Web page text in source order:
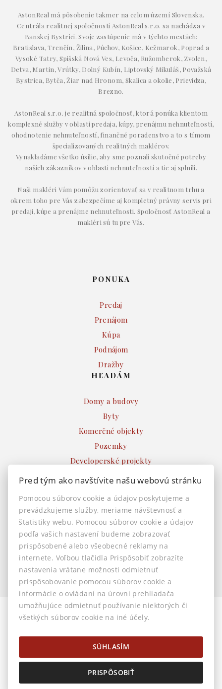
AstonReal má pôsobenie takmer na celom území Slovenska.
Centrála realitnej spoločnosti AstonReal s.r.o. sa nachádza v
Banskej Bystrici. Svoje zastúpenie má v týchto mestách:
Bratislava, Trenčín, Žilina, Púchov, Košice, Kežmarok, Poprad a
Vysoké Tatry, Spišská Nová Ves, Levoča, Ružomberok, Zvolen,
Detva, Martin, Vrútky, Dolný Kubín, Liptovský Mikuláš, Považská
Bystrica, Bytča, Žiar nad Hronom, Skalica a okolie, Prievidza,
Brezno.
AstonReal s.r.o. je realitná spoločnosť, ktorá ponúka klientom
komplexné služby v oblasti predaja, kúpy, prenájmu nehnuteľností,
ohodnotenie nehnuteľností, finančné poradenstvo a to s tímom
špecializovaných realitných maklérov.
Vynakladáme všetko úsilie, aby sme poznali skutočné potreby
našich zákazníkov v oblasti nehnuteľností a tie aj splnili.
Naši makléri Vám pomôžu zorientovať sa v realitnom trhu a
okrem toho pre Vás zabezpečíme aj kompletný právny servis pri
predaji, kúpe a prenájme nehnuteľnosti. Spoločnosť AstonReal a
makléri sú tu pre Vás.
PONUKA
Predaj
Prenájom
Kúpa
Podnájom
Dražby
HĽADÁM
Domy a budovy
Byty
Komerčné objekty
Pozemky
Developerské projekty
Ostatné
INFO
Makléri
Napíšte nám
Kontakt
Nastavenie cookies
© 2026 -AstonReal s.r.o.
Horná 32, Banská Bystrica 974 01, Tel.: 0905 222 055, E-mail:
info@astonreal.sk
Pred tým ako navštívite našu webovú stránku
Pomocou súborov cookie a údajov poskytujeme a
prevádzkujeme služby, meriame návštevnosť a
štatistiky webu. Pomocou súborov cookie a údajov
podľa vašich nastavení budeme zobrazovať
prispôsobené alebo všeobecné reklamy na
internete. Voľbou tlačidla Prispôsobiť zobrazíte
nastavenia vrátane možnosti odmietnuť
prispôsobovanie pomocou súborov cookie a
informácie o ovládaní na úrovni prehliadača
umožňujúce odmietnuť používanie niektorých či
všetkých súborov cookie na iné účely.
SÚHLASÍM
PRISPÔSOBIŤ